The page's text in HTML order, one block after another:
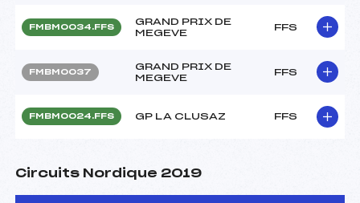
FMBM0034.FFS
GRAND PRIX DE
MEGEVE
FFS
FMBM0037
GRAND PRIX DE
MEGEVE
FFS
FMBM0024.FFS GP LA CLUSAZ FFS
Circuits Nordique 2019